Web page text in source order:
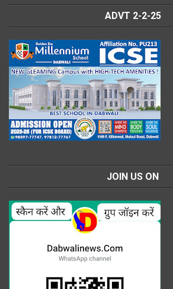
ADVT 2-2-25
JOIN US ON